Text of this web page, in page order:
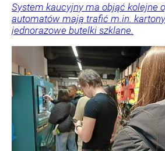
System kaucyjny ma objąć kolejne
automatów mają trafić m.in.
jednorazowe butelki szklane.